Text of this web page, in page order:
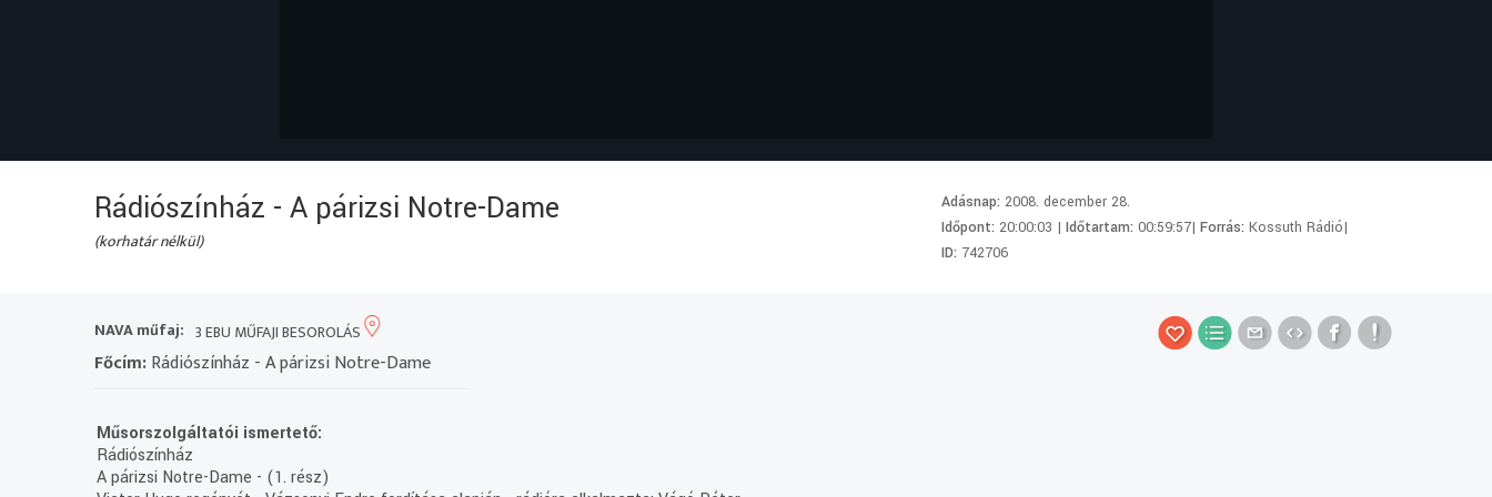
Rádiószínház - A párizsi Notre-Dame
(korhatár nélkül)
Adásnap:2008. december 28.
Időpont:20:00:03 |Időtartam:00:59:57|Forrás:Kossuth Rádió|
ID: 742706
NAVA műfaj: 3 EBU MŰFAJI BESOROLÁS
Főcím:Rádiószínház - A párizsi Notre-Dame
Műsorszolgáltatói ismertető:
Rádiószínház
A párizsi Notre-Dame - (1. rész)